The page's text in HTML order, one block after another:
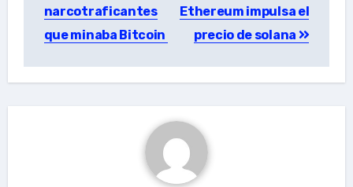
narcotraficantes
que minaba Bitcoin
Ethereum impulsa el
precio de solana